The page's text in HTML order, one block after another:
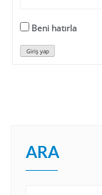
Beni hatırla
Giriş yap
ARA